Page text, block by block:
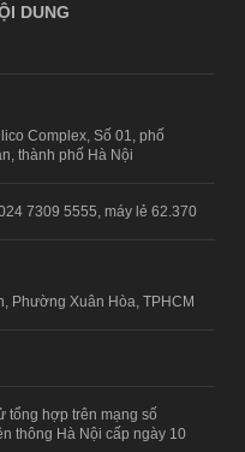
DUNG
Complex, Số 01, phố
thành phố Hà Nội
7309 5555, máy lẻ 62.370
Phường Xuân Hòa, TPHCM
tổng hợp trên mạng số
thông Hà Nội cấp ngày 10